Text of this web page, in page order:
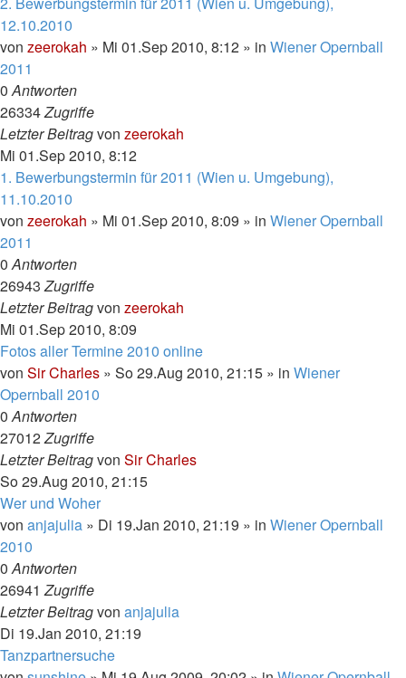
12.10.2010
von zeerokah » Mi 01.Sep 2010, 8:12 » in Wiener Opernball
2011
0Antworten
26334Zugriffe
Letzter Beitragvon zeerokah
Mi 01.Sep 2010, 8:12
1. Bewerbungstermin für 2011 (Wien u. Umgebung),
11.10.2010
von zeerokah » Mi 01.Sep 2010, 8:09 » in Wiener Opernball
2011
0Antworten
26943Zugriffe
Letzter Beitragvon zeerokah
Mi 01.Sep 2010, 8:09
Fotos aller Termine 2010 online
von Sir Charles » So 29.Aug 2010, 21:15 » in Wiener
Opernball 2010
0Antworten
27012Zugriffe
Letzter Beitragvon Sir Charles
So 29.Aug 2010, 21:15
Wer und Woher
von anjajulia » Di 19.Jan 2010, 21:19 » in Wiener Opernball
2010
0Antworten
26941Zugriffe
Letzter Beitragvon anjajulia
Di 19.Jan 2010, 21:19
Tanzpartnersuche